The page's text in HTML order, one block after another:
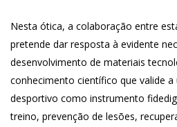
Nesta ótica, a colaboração entre
pretende dar resposta à evidente
desenvolvimento de materiais
conhecimento científico que valide
desportivo como instrumento
treino, prevenção de lesões,